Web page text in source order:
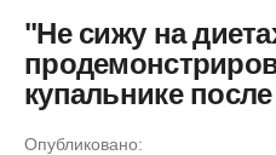
"Не сижу на
купальнике
Опубликовано: